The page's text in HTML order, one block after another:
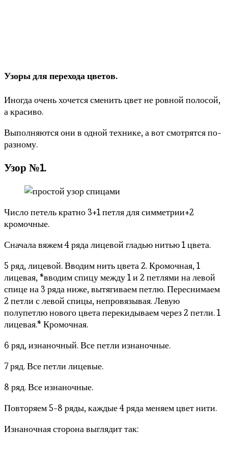
Узоры для перехода цветов.
Иногда очень хочется сменить цвет не ровной полосой,
а красиво.
Выполняются они в одной технике, а вот смотрятся по-
разному.
Узор №1.
Число петель кратно 3+1 петля для симметрии+2
кромочные.
Сначала вяжем 4 ряда лицевой гладью нитью 1 цвета.
5 ряд, лицевой. Вводим нить цвета 2. Кромочная, 1
лицевая, *вводим спицу между 1 и 2 петлями на левой
спице на 3 ряда ниже, вытягиваем петлю. Переснимаем
2 петли с левой спицы, непровязывая. Левую
полупетлю нового цвета перекидываем через 2 петли. 1
лицевая.* Кромочная.
6 ряд, изнаночный. Все петли изнаночные.
7 ряд. Все петли лицевые.
8 ряд. Все изнаночные.
Повторяем 5-8 ряды, каждые 4 ряда меняем цвет нити.
Изнаночная сторона выглядит так: